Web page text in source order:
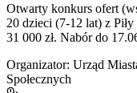
Otwarty konkurs ofert
20 dzieci (7-12 lat) z
31 000 zł. Nabór do
Organizator: Urząd
Społecznych